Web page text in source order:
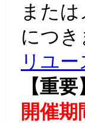
また
につ
リユ
【重要
開催